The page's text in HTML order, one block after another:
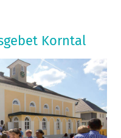
Korntal